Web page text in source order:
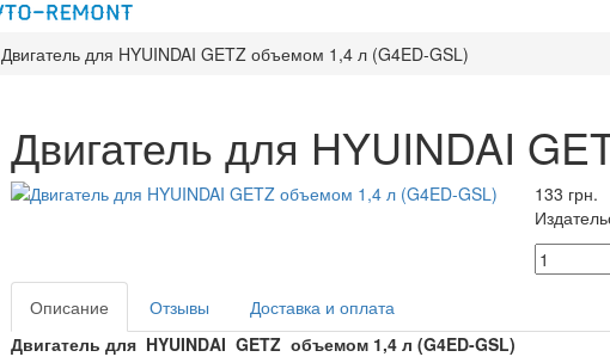
Двигатель для HYUINDAI GETZ объемом 1,4 л (G4ED-GSL)
Двигатель для HYUINDAI
133 грн.
Описание Отзывы
Доставка и оплата
Двигатель для HYUINDAI GETZ объемом 1,4 л (G4ED-GSL)